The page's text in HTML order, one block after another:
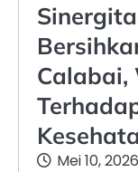
Calabai,
Mei 10, 2026